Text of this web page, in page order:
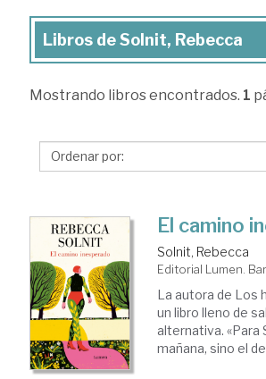
Libros
Solnit,
Libros de Solnit, Rebecca
Mostrando libros encontrados. 1
El camino
Solnit, Rebecca
Editorial Lumen.
La autora de Los
un libro lleno de
alternativa. «Para
mañana, sino el